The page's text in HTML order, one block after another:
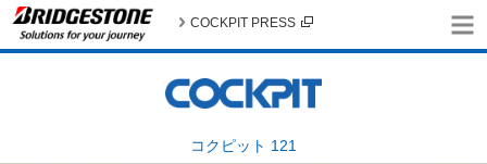
コクピット 121
COCKPIT PRESS